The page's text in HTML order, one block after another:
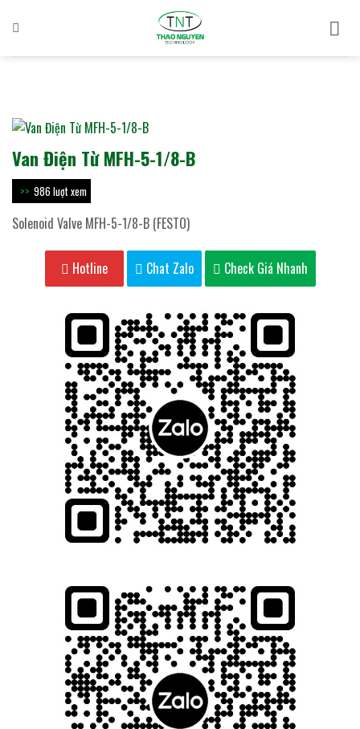
qua
Van Điện Từ MFH-5-1/8-B
986 lượt xem
Solenoid Valve MFH-5-1/8-B (FESTO)
Hotline Chat Zalo Check Giá Nhanh